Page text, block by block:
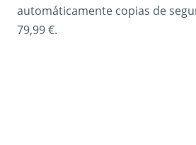
automáticamente copias de
79,99 €.